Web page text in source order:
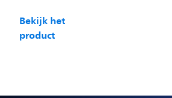
Bekijk het
product